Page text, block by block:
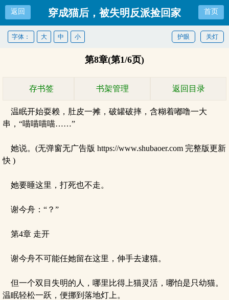
返回 穿成猫后，被失明反派捡回家 首页
关灯
护眼
字体： 大 中 小
第8章(第1/6页)
存书签 书架管理 返回目录
温眠开始耍赖，肚皮一摊，破罐破摔，含糊着嘟噜一大
串，“喵喵喵喵……”
她说。(无弹窗无广告版 https://www.shubaoer.com 完整版更新
快 )
她要睡这里，打死也不走。
谢今舟：“？”
第4章 走开
谢今舟不可能任她留在这里，伸手去逮猫。
但一个双目失明的人，哪里比得上猫灵活，哪怕是只幼猫。
温眠轻松一跃，便挪到落地灯上。